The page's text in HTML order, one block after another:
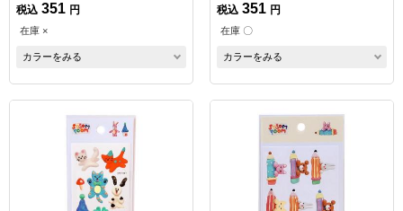
税込 351 円
在庫 ×
カラーをみる
税込 351 円
在庫 〇
カラーをみる